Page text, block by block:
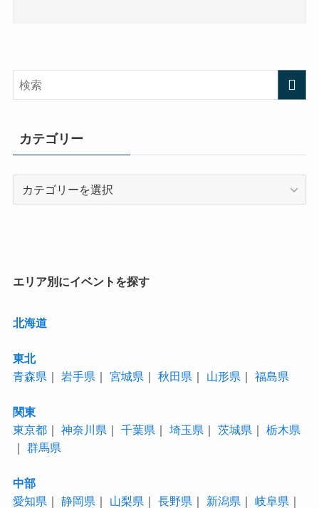
カテゴリー
エリア別にイベントを探す
北海道
東北
青森県 ｜ 岩手県 ｜ 宮城県 ｜ 秋田県 ｜ 山形県 ｜ 福島県
関東
東京都｜ 神奈川県 ｜ 千葉県 ｜ 埼玉県 ｜ 茨城県 ｜ 栃木県
｜ 群馬県
中部
愛知県 ｜ 静岡県 ｜ 山梨県 ｜ 長野県 ｜ 新潟県 ｜ 岐阜県 ｜